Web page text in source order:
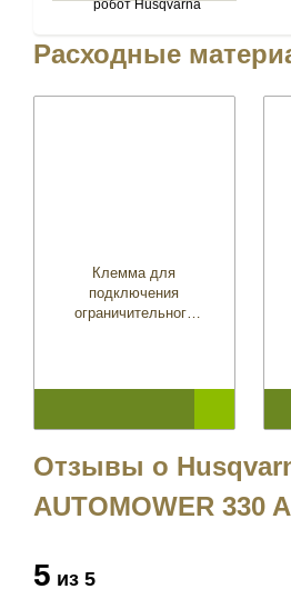
Расходные
Клемма для
подключения
ограничительного
Отзывы о
AUTOMOWER 330
5 из 5